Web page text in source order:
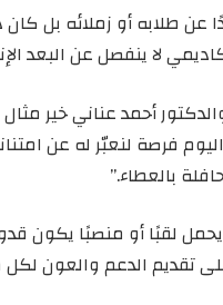
عن طلابه أو زملائه
لا ينفصل عن البعد
أحمد عناني خير
فرصة لنعبّر له عن
بالعطاء.”
لقبًا أو منصبًا يكون
تقديم الدعم والعون